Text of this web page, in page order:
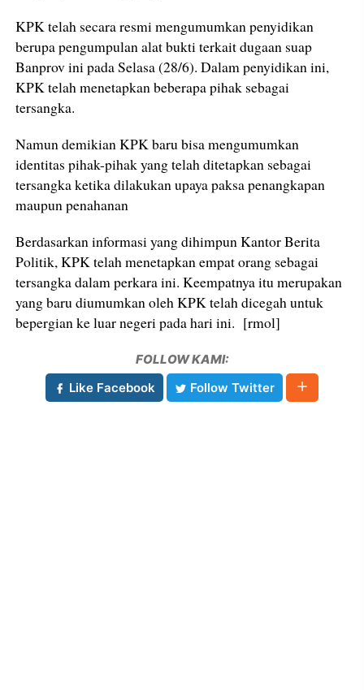
KPK telah secara resmi mengumumkan penyidikan
berupa pengumpulan alat bukti terkait dugaan suap
Banprov ini pada Selasa (28/6). Dalam penyidikan ini,
KPK telah menetapkan beberapa pihak sebagai
tersangka.
Namun demikian KPK baru bisa mengumumkan
identitas pihak-pihak yang telah ditetapkan sebagai
tersangka ketika dilakukan upaya paksa penangkapan
maupun penahanan
Berdasarkan informasi yang dihimpun Kantor Berita
Politik, KPK telah menetapkan empat orang sebagai
tersangka dalam perkara ini. Keempatnya itu merupakan
yang baru diumumkan oleh KPK telah dicegah untuk
bepergian ke luar negeri pada hari ini. [rmol]
FOLLOW KAMI:
Like Facebook
Follow Twitter